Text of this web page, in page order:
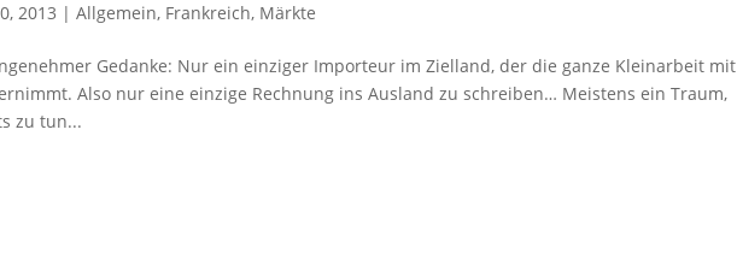
2013 |Allgemein, Frankreich, Märkte
Gedanke: Nur ein einziger Importeur im Zielland, der die ganze Kleinarbeit mit
Also nur eine einzige Rechnung ins Ausland zu schreiben… Meistens ein Traum,
zu tun...